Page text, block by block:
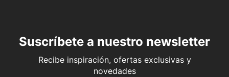
Suscríbete a nuestro newsletter
Recibe inspiración, ofertas exclusivas y
novedades